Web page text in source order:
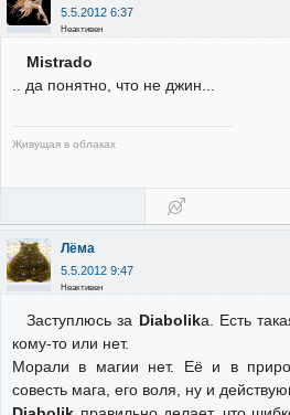
5.5.2012 6:37
Неактивен
Mistrado
.. да понятно, что не джин...
Живущая в облаках
Лёма
5.5.2012 9:47
Неактивен
Заступлюсь за Diabolikа. Есть
кому-то или нет.
Морали в магии нет. Её и в
совесть мага, его воля, ну и